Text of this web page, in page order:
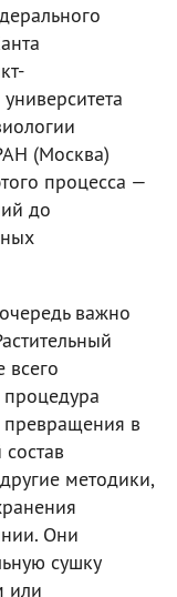
(Москва)
процесса —
до
важно
всего
процедура
превращения в
методики,
Они
сушку
или